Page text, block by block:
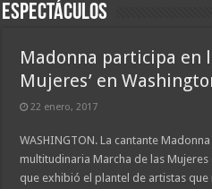
Espectáculos
Madonna participa en
Mujeres’ en
22 enero, 2017
WASHINGTON. La cantante
multitudinaria Marcha de las
que exhibió el plantel de artistas